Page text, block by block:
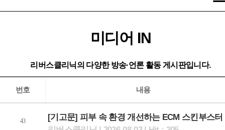
미디어 IN
리버스클리닉의 다양한 방송·언론 활동 게시판입니다.
번호 내용
43
[기고문] 피부 속 환경 개선하는 ECM 스킨부스터